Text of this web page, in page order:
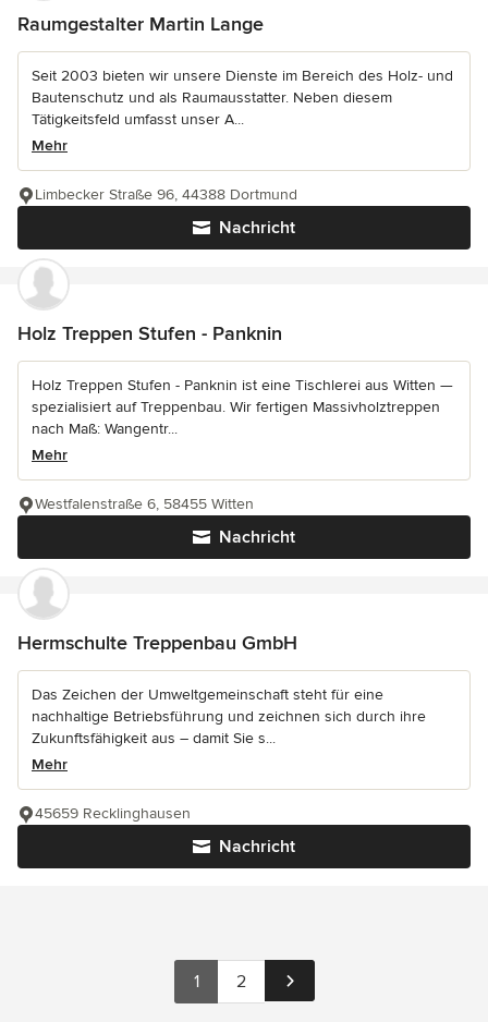
Raumgestalter Martin Lange
Seit 2003 bieten wir unsere Dienste im Bereich des Holz- und
Bautenschutz und als Raumausstatter. Neben diesem
Tätigkeitsfeld umfasst unser A...
Mehr
Nachricht
Limbecker Straße 96, 44388 Dortmund
Holz Treppen Stufen - Panknin
Holz Treppen Stufen - Panknin ist eine Tischlerei aus Witten —
spezialisiert auf Treppenbau. Wir fertigen Massivholztreppen
nach Maß: Wangentr...
Mehr
Nachricht
Westfalenstraße 6, 58455 Witten
Hermschulte Treppenbau GmbH
Das Zeichen der Umweltgemeinschaft steht für eine
nachhaltige Betriebsführung und zeichnen sich durch ihre
Zukunftsfähigkeit aus – damit Sie s...
Mehr
Nachricht
45659 Recklinghausen
1 2